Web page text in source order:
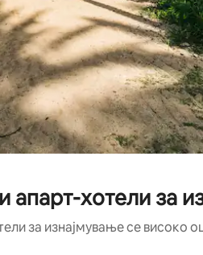
апарт-хотели за
за изнајмување се високо